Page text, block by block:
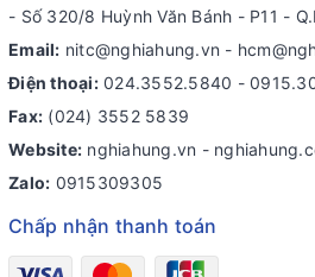
- Số 320/8 Huỳnh Văn Bánh - P11 -
Email: nitc@nghiahung.vn -
Điện thoại: 024.3552.5840 -
Fax: (024) 3552 5839
Website: nghiahung.vn -
Zalo: 0915309305
Chấp nhận thanh toán